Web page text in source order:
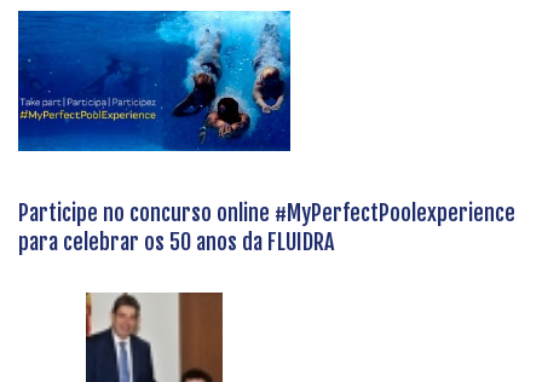
Participe no concurso online #MyPerfectPoolexperience
para celebrar os 50 anos da FLUIDRA